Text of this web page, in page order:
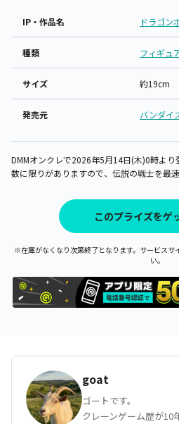
IP・作品名 ドラゴン
種類 フィギュ
サイズ 約19cm
発売元 バンダイ
DMMオンクレで2026年5月14日(木)0時より
数に限りがありますので、伝説の戦士を最
このプライズをゲ
※在庫がなくなり次第終了となります。サービスサ
い。
goat
ゴートです。
クレーンゲーム歴が10